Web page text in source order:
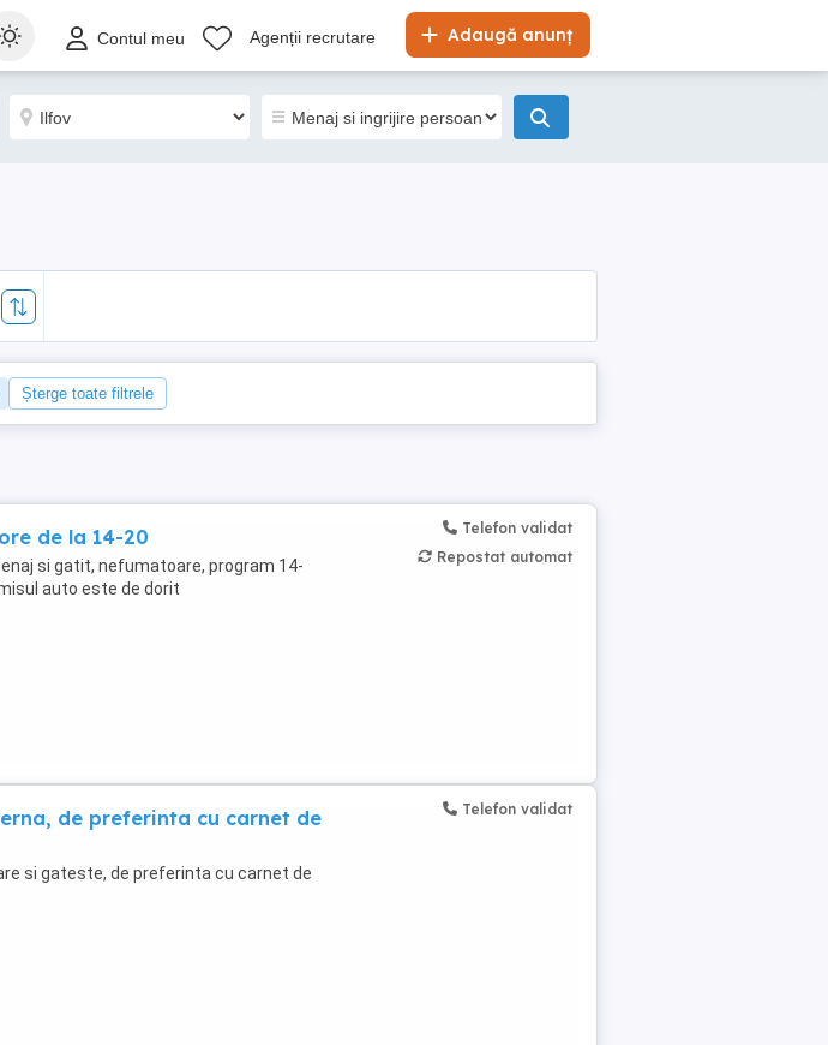
Adaugă anunț
Contul meu Agenții recrutare
Șterge toate filtrele
de la 14-20
si gatit, nefumatoare, program 14-
auto este de dorit
Telefon validat
Repostat automat
de preferinta cu carnet de
si gateste, de preferinta cu carnet de
Telefon validat